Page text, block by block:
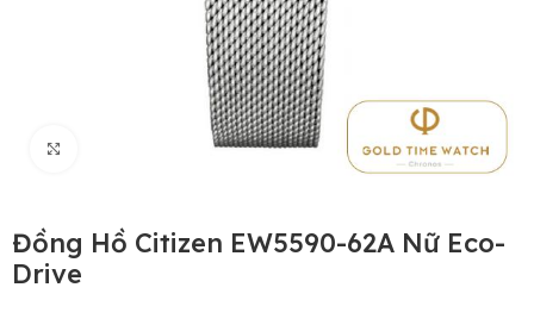
Đồng Hồ Citizen EW5590-62A Nữ Eco-
Drive